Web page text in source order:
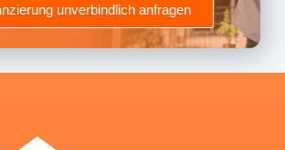
unverbindlich anfragen